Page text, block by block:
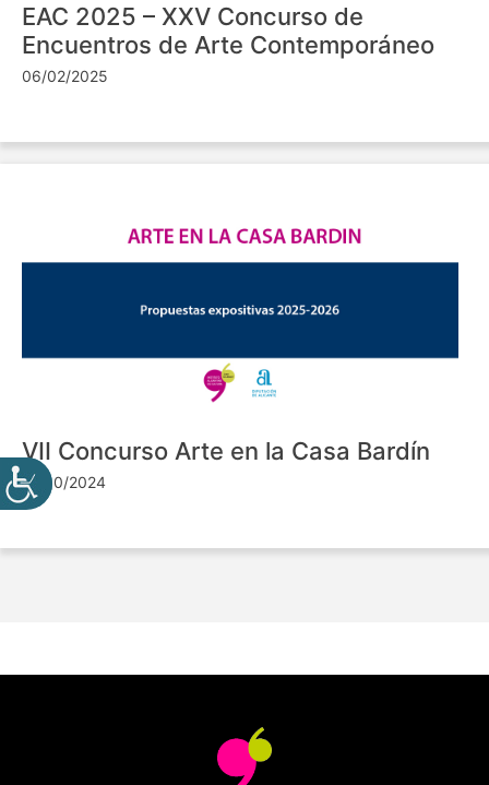
EAC 2025 – XXV Concurso de
Encuentros de Arte Contemporáneo
06/02/2025
VII Concurso Arte en la Casa Bardín
24/10/2024